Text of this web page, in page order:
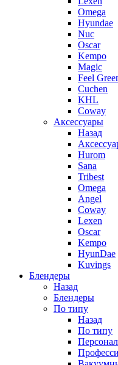
Omega
Hyundae
Nuc
Oscar
Kempo
Magic
Feel
Cuchen
KHL
Coway
Аксессуары
Назад
Hurom
Sana
Tribest
Omega
Angel
Coway
Lexen
Oscar
Kempo
HyunDae
Kuvings
Блендеры
Назад
Блендеры
По типу
Назад
По типу